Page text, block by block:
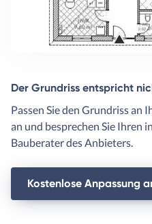
Der Grundriss entspricht
Passen Sie den Grundriss an
an und besprechen Sie Ihren
Bauberater des Anbieters.
Kostenlose Anpassung